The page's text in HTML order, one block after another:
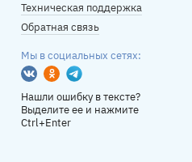
Техническая поддержка
Обратная связь
Мы в социальных сетях:
Вконтакте
Одноклассники
Telegram
Нашли ошибку в тексте?
Выделите ее и нажмите
Ctrl+Enter